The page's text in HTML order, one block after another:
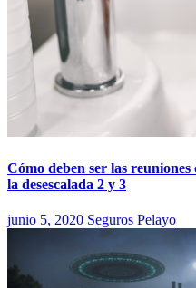
Cómo deben ser las
la desescalada 2 y 3
junio 5, 2020 Seguros Pelayo